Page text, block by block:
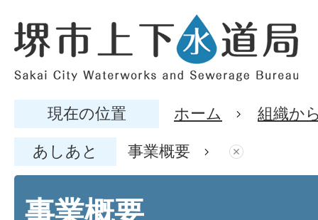
現在の位置 ホーム 組織か
あしあと 事業概要
事業概要